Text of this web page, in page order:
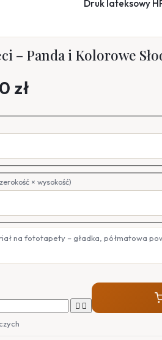
Druk lateksowy
– Panda i Kolorowe
zł
× wysokość)
na fototapety – gładka, półmatowa
 